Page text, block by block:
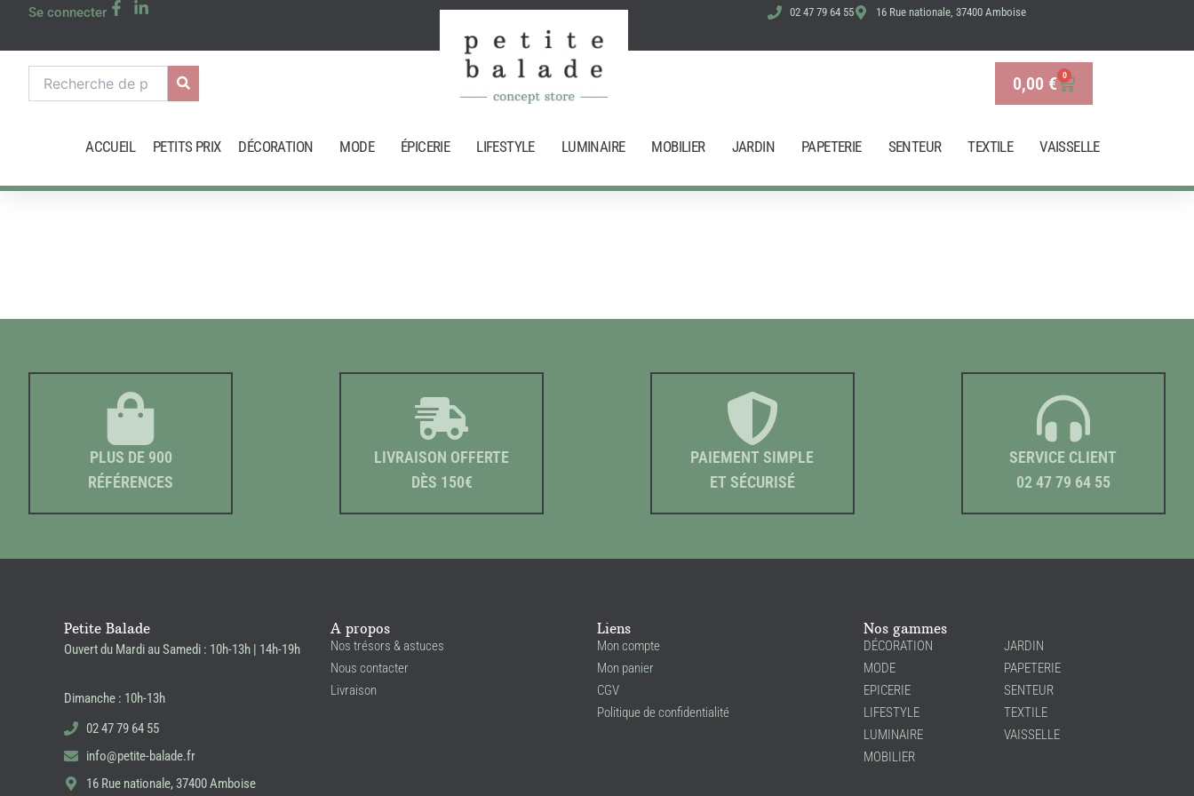
Se connecter 02 47 79 64 55 16 Rue nationale, 37400 Amboise
pour :
0,00 € 0
Panier
ACCUEIL PETITS PRIX DÉCORATION MODE ÉPICERIE LIFESTYLE LUMINAIRE MOBILIER JARDIN PAPETERIE SENTEUR TEXTILE VAISSELLE
PLUS DE 900
RÉFÉRENCES
LIVRAISON OFFERTE
DÈS 150€
PAIEMENT SIMPLE
ET SÉCURISÉ
SERVICE CLIENT
02 47 79 64 55
Petite Balade
Ouvert du Mardi au Samedi : 10h-13h | 14h-19h
Dimanche : 10h-13h
02 47 79 64 55
info@petite-balade.fr
16 Rue nationale, 37400 Amboise
A propos
Nos trésors & astuces
Nous contacter
Livraison
Liens
Mon compte
Mon panier
CGV
Politique de confidentialité
Nos gammes
DÉCORATION
MODE
EPICERIE
LIFESTYLE
LUMINAIRE
MOBILIER
JARDIN
PAPETERIE
SENTEUR
TEXTILE
VAISSELLE